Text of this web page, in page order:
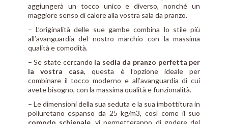
aggiungerà un tocco unico e diverso, nonché un
maggiore senso di calore alla vostra sala da pranzo.
– L’originalità delle sue gambe combina lo stile più
all’avanguardia del nostro marchio con la massima
qualità e comodità.
– Se state cercando la sedia da pranzo perfetta per
la vostra casa, questa è l’opzione ideale per
combinare il tocco moderno e all’avanguardia di cui
avete bisogno, con la massima qualità e funzionalità.
– Le dimensioni della sua seduta e la sua imbottitura in
poliuretano espanso da 25 kg/m3, così come il suo
comodo schienale, vi permetteranno di godere del